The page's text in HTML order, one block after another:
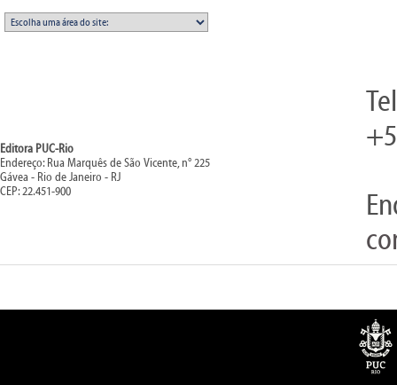
Editora PUC-Rio
Endereço: Rua Marquês de São Vicente, n° 225
Gávea - Rio de Janeiro - RJ
CEP: 22.451-900